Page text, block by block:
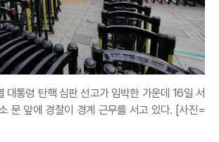
대통령 탄핵 심판 선고가 임박한 가운데 16일 서
문 앞에 경찰이 경계 근무를 서고 있다. [사진=